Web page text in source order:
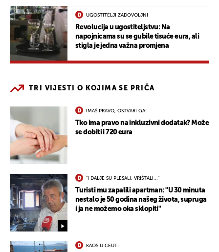
UGOSTITELJI ZADOVOLJNI
Revolucija u ugostiteljstvu: Na
napojnicama su se gubile tisuće eura, ali
stigla je jedna važna promjena
TRI VIJESTI O KOJIMA SE PRIČA
IMAŠ PRAVO, OSTVARI GA!
Tko ima pravo na inkluzivni dodatak? Može
se dobiti i 720 eura
"I DALJE SU PLESALI, VRIŠTALI..."
Turisti mu zapalili apartman: "U 30 minuta
nestalo je 50 godina našeg života, supruga
i ja ne možemo oka sklopiti"
KAOS U CEUTI